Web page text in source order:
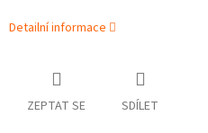
Detailní informace
ZEPTAT SE SDÍLET